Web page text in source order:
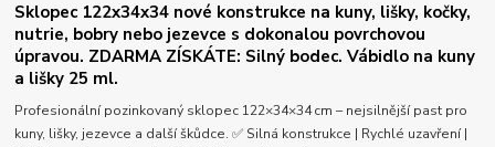
Sklopec 122x34x34 nové konstrukce na kuny, lišky, kočky,
nutrie, bobry nebo jezevce s dokonalou povrchovou
úpravou. ZDARMA ZÍSKÁTE: Silný bodec. Vábidlo na kuny
a lišky 25 ml.
Profesionální pozinkovaný sklopec 122×34×34 cm – nejsilnější past pro
kuny, lišky, jezevce a další škůdce. ✅ Silná konstrukce | Rychlé uzavření |